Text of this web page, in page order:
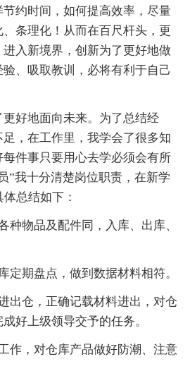
约时间，如何提高效率，尽量
条理化！从而在百尺杆头，更
入新境界，创新为了更好地做
、吸取教训，必将有利于自己
更好地面向未来。为了总结经
，在工作里，我学会了很多知
件事只要用心去学必须会有所
”我十分清楚岗位职责，在新学
总结如下：
种物品及配件同，入库、出库、
定期盘点，做到数据材料相符。
出仓，正确记载材料进出，对仓
好上级领导交予的任务。
作，对仓库产品做好防潮、注意